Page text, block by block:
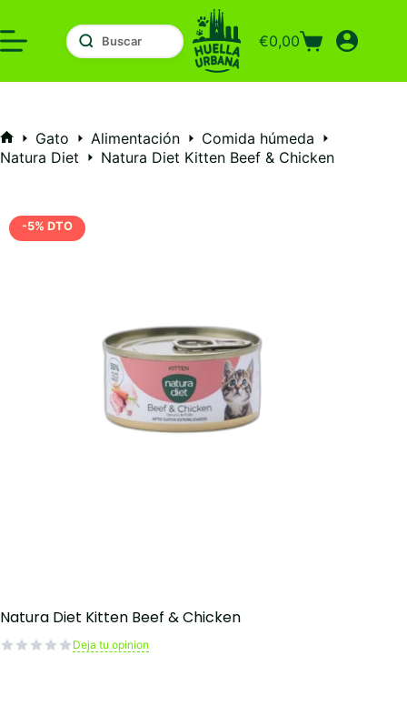
al
contenido
Carro
compra
€0,00
Inicio
Gato Alimentación
Comida húmeda
Natura Diet
Natura Diet Kitten Beef & Chicken
-5% DTO
Natura Diet Kitten Beef & Chicken
Deja tu opinion